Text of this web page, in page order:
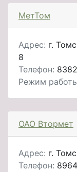
МетТом
Адрес: г.
8
Телефон:
Режим
ОАО Втормет
Адрес: г.
Телефон: